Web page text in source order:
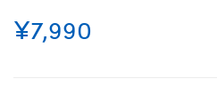
¥7,990